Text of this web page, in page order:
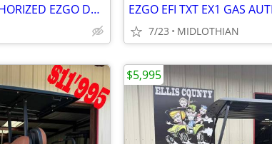
EZGO GAS EFI TXT EX1 AUTHORIZED EZGO DEALER CUSTOM GOLF CARTS
7/23 MIDLOTHIAN
$5,995